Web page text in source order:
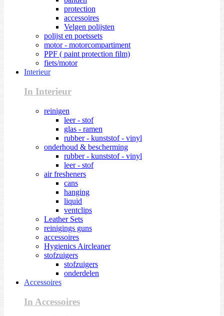
protection
accessoires
Velgen polijsten
polijst en poetssets
motor - motorcompartiment
PPF ( paint protection film)
fiets/motor
Interieur
In Interieur
reinigen
leer - stof
glas - ramen
rubber - kunststof - vinyl
onderhoud & bescherming
rubber - kunststof - vinyl
leer - stof
air fresheners
cans
hanging
liquid
ventclips
Leather Sets
reinigings guns
accessoires
Hygienics Aircleaner
stofzuigers
stofzuigers
onderdelen
Accessoires
In Accessoires